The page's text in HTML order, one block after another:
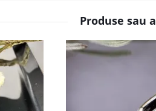
Produse sau